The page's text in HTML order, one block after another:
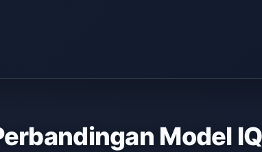
Model